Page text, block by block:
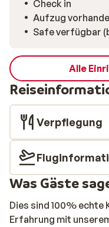
Check in
Aufzug
Safe verfügbar
Alle
Verpflegung
Was Gäste
Dies sind 100% echte
Erfahrung mit